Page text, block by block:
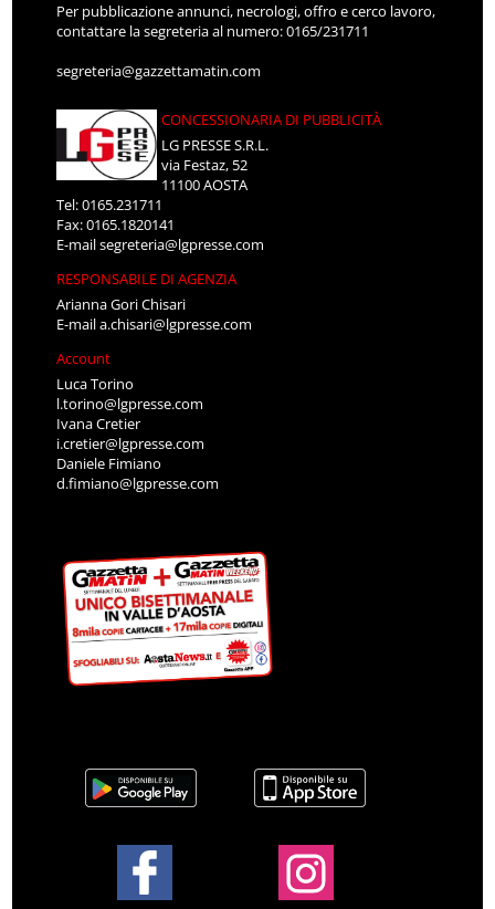
Per pubblicazione annunci, necrologi, offro e cerco lavoro,
contattare la segreteria al numero: 0165/231711
segreteria@gazzettamatin.com
CONCESSIONARIA DI PUBBLICITÀ
LG PRESSE S.R.L.
via Festaz, 52
11100 AOSTA
Tel: 0165.231711
Fax: 0165.1820141
E-mailsegreteria@lgpresse.com
RESPONSABILE DI AGENZIA
Arianna Gori Chisari
E-maila.chisari@lgpresse.com
Account
Luca Torino
l.torino@lgpresse.com
Ivana Cretier
i.cretier@lgpresse.com
Daniele Fimiano
d.fimiano@lgpresse.com